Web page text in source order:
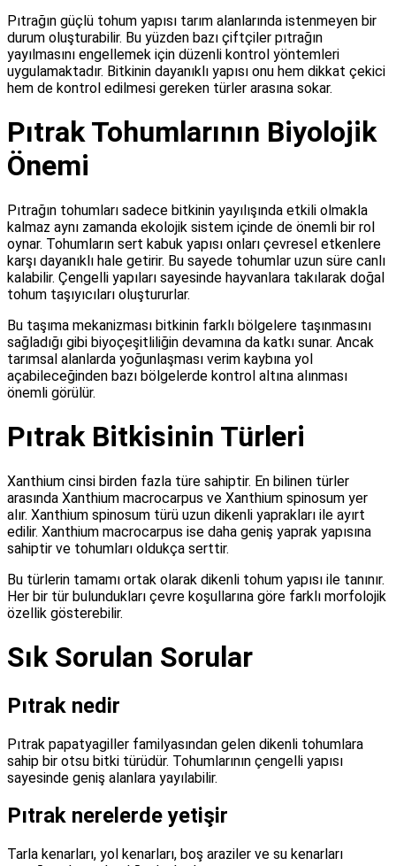
Pıtrağın güçlü tohum yapısı tarım alanlarında istenmeyen bir
durum oluşturabilir. Bu yüzden bazı çiftçiler pıtrağın
yayılmasını engellemek için düzenli kontrol yöntemleri
uygulamaktadır. Bitkinin dayanıklı yapısı onu hem dikkat çekici
hem de kontrol edilmesi gereken türler arasına sokar.
Pıtrak Tohumlarının Biyolojik
Önemi
Pıtrağın tohumları sadece bitkinin yayılışında etkili olmakla
kalmaz aynı zamanda ekolojik sistem içinde de önemli bir rol
oynar. Tohumların sert kabuk yapısı onları çevresel etkenlere
karşı dayanıklı hale getirir. Bu sayede tohumlar uzun süre canlı
kalabilir. Çengelli yapıları sayesinde hayvanlara takılarak doğal
tohum taşıyıcıları oluştururlar.
Bu taşıma mekanizması bitkinin farklı bölgelere taşınmasını
sağladığı gibi biyoçeşitliliğin devamına da katkı sunar. Ancak
tarımsal alanlarda yoğunlaşması verim kaybına yol
açabileceğinden bazı bölgelerde kontrol altına alınması
önemli görülür.
Pıtrak Bitkisinin Türleri
Xanthium cinsi birden fazla türe sahiptir. En bilinen türler
arasında Xanthium macrocarpus ve Xanthium spinosum yer
alır. Xanthium spinosum türü uzun dikenli yaprakları ile ayırt
edilir. Xanthium macrocarpus ise daha geniş yaprak yapısına
sahiptir ve tohumları oldukça serttir.
Bu türlerin tamamı ortak olarak dikenli tohum yapısı ile tanınır.
Her bir tür bulundukları çevre koşullarına göre farklı morfolojik
özellik gösterebilir.
Sık Sorulan Sorular
Pıtrak nedir
Pıtrak papatyagiller familyasından gelen dikenli tohumlara
sahip bir otsu bitki türüdür. Tohumlarının çengelli yapısı
sayesinde geniş alanlara yayılabilir.
Pıtrak nerelerde yetişir
Tarla kenarları, yol kenarları, boş araziler ve su kenarları